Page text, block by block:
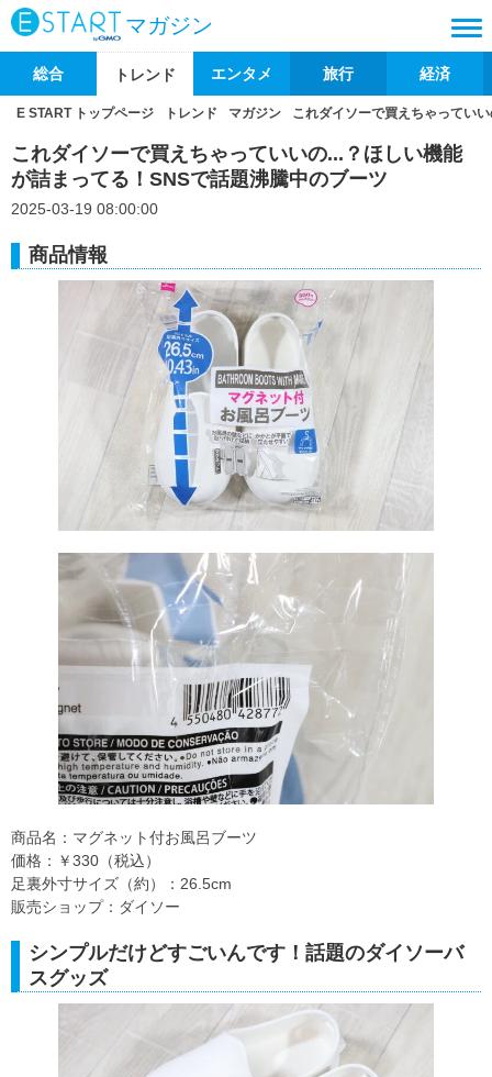
マガジン
総合 トレンド エンタメ 旅行 経済
E START トップページ トレンド マガジン これダイソーで買えちゃってい
これダイソーで買えちゃっていいの...？ほしい機能
が詰まってる！SNSで話題沸騰中のブーツ
2025-03-19 08:00:00
商品情報
商品名：マグネット付お風呂ブーツ
価格：￥330（税込）
足裏外寸サイズ（約）：26.5cm
販売ショップ：ダイソー
シンプルだけどすごいんです！話題のダイソーバ
スグッズ